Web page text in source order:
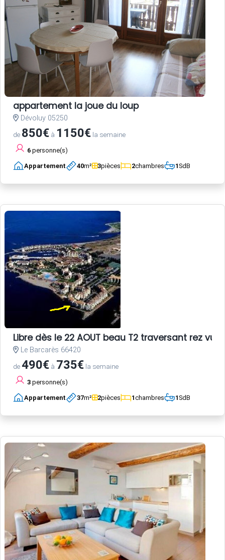
appartement la joue du loup
Dévoluy 05250
de 850€ à 1150€ la semaine
6 personne(s)
Appartement 40m² 3pièces 2chambres 1SdB
Libre dès le 22 AOUT beau T2 traversant rez
Le Barcarès 66420
de490€ à 735€ la semaine
3 personne(s)
Appartement 37m² 2pièces 1chambres 1SdB